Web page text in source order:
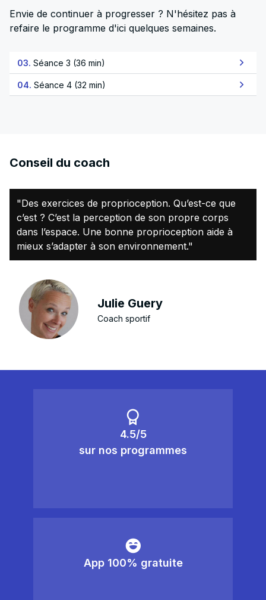
Envie de continuer à progresser ? N'hésitez pas à
refaire le programme d'ici quelques semaines.
03. Séance 3 (36 min)
04. Séance 4 (32 min)
Conseil du coach
"Des exercices de proprioception. Qu’est-ce que
c’est ? C’est la perception de son propre corps
dans l’espace. Une bonne proprioception aide à
mieux s’adapter à son environnement."
Julie Guery
Coach sportif
4.5/5
sur nos programmes
App 100% gratuite